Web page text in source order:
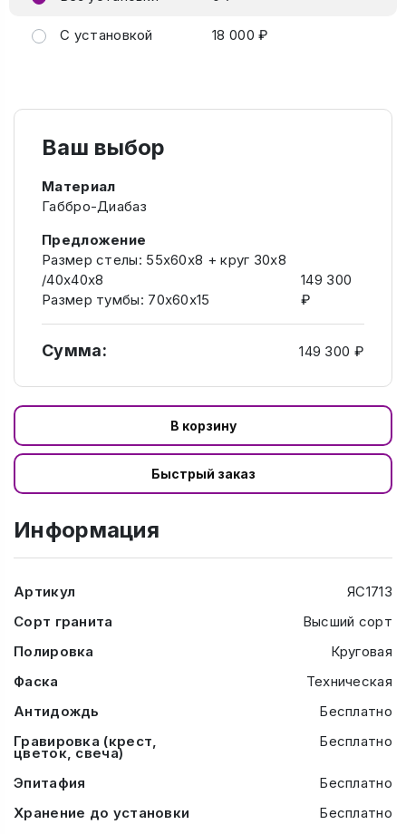
С установкой 18 000 ₽
Ваш выбор
Материал
Габбро-Диабаз
Предложение
Размер стелы: 55х60х8 + круг 30х8
/40х40х8
Размер тумбы: 70х60х15
149 300
₽
Сумма: 149 300 ₽
В корзину
Быстрый заказ
Информация
Артикул
ЯС1713
Сорт гранита
Высший сорт
Полировка
Круговая
Фаска
Техническая
Антидождь
Бесплатно
Гравировка (крест,
цветок, свеча)
Бесплатно
Эпитафия
Бесплатно
Хранение до установки
Бесплатно